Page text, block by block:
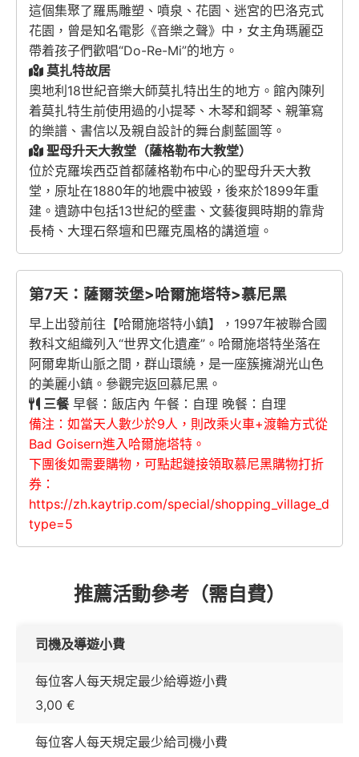
這個集聚了羅馬雕塑、噴泉、花園、迷宮的巴洛克式
花園，曾是知名電影《音樂之聲》中，女主角瑪麗亞
帶着孩子們歡唱“Do-Re-Mi”的地方。
莫扎特故居
奧地利18世紀音樂大師莫扎特出生的地方。館內陳列
着莫扎特生前使用過的小提琴、木琴和鋼琴、親筆寫
的樂譜、書信以及親自設計的舞台劇藍圖等。
聖母升天大教堂（薩格勒布大教堂）
位於克羅埃西亞首都薩格勒布中心的聖母升天大教
堂，原址在1880年的地震中被毀，後來於1899年重
建。遺跡中包括13世紀的壁畫、文藝復興時期的靠背
長椅、大理石祭壇和巴羅克風格的講道壇。
第7天：薩爾茨堡>哈爾施塔特>慕尼黑
早上出發前往【哈爾施塔特小鎮】，1997年被聯合國
教科文組織列入“世界文化遺產”。哈爾施塔特坐落在
阿爾卑斯山脈之間，群山環繞，是一座簇擁湖光山色
的美麗小鎮。參觀完返回慕尼黑。
三餐早餐：飯店內 午餐：自理 晚餐：自理
備注：如當天人數少於9人，則改乘火車+渡輪方式從
Bad Goisern進入哈爾施塔特。
下團後如需要購物，可點起鏈接領取慕尼黑購物打折
券：
https://zh.kaytrip.com/special/
type=5
推薦活動參考（需自費）
司機及導遊小費
每位客人每天規定最少給導遊小費
3,00 €
每位客人每天規定最少給司機小費